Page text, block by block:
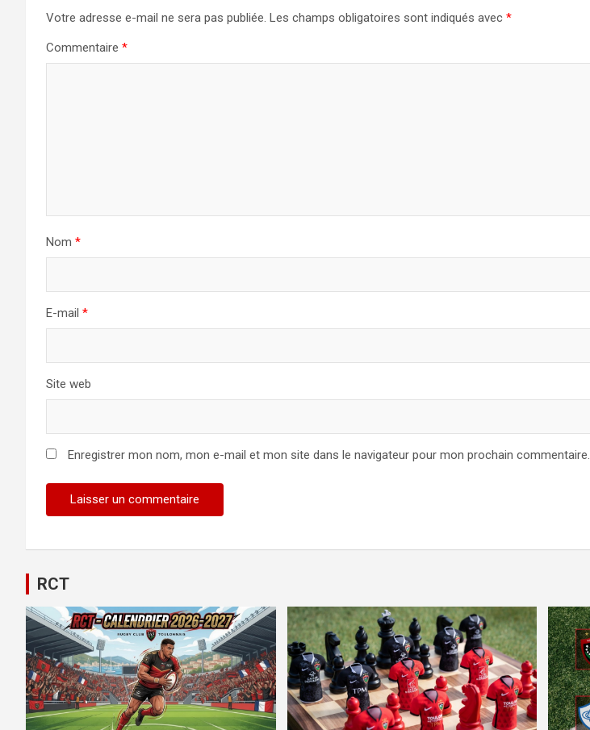
Votre adresse e-mail ne sera pas publiée. Les champs obligatoires sont indiqués avec *
Commentaire *
Nom *
E-mail *
Site web
Enregistrer mon nom, mon e-mail et mon site dans le navigateur pour mon prochain commentaire.
RCT